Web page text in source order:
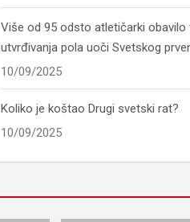
Više od 95 odsto atletičarki obavilo
utvrđivanja pola uoči Svetskog
10/09/2025
Koliko je koštao Drugi svetski rat?
10/09/2025